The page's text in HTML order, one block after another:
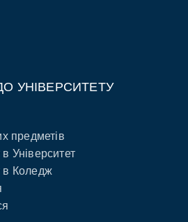
УНІВЕРСИТЕТУ
предметів
Університет
в Коледж